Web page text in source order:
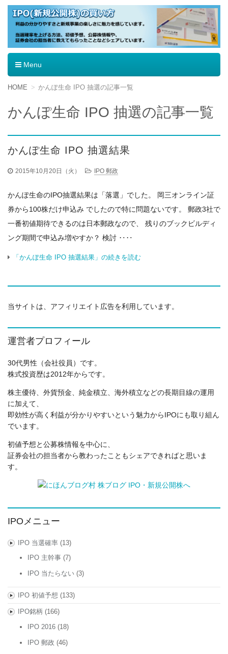
IPO（新規公開株）の買い方
Menu
コ
ン
へ
移
動
HOME かんぽ生命 IPO 抽選の記事一覧
かんぽ生命 IPO 抽選の記事一覧
かんぽ生命 IPO 抽選結果
2015年10月20日（火） IPO 郵政
かんぽ生命のIPO抽選結果は「落選」でした。 岡三オンライン証
券から100株だけ申込み でしたので特に問題ないです。 郵政3社で
一番初値期待できるのは日本郵政なので、 残りのブックビルディ
ング期間で申込み増やすか？ 検討 ‥‥
「かんぽ生命 IPO 抽選結果」の続きを読む
当サイトは、アフィリエイト広告を利用しています。
運営者プロフィール
30代男性（会社役員）です。
株式投資歴は2012年からです。
株主優待、外貨預金、純金積立、海外積立などの長期目線の運用
に加えて、
即効性が高く利益が分かりやすいという魅力からIPOにも取り組ん
でいます。
初値予想と公募株情報を中心に、
証券会社の担当者から教わったこともシェアできればと思いま
す。
IPOメニュー
IPO 当選確率(13)
IPO 主幹事 (7)
IPO 当たらない (3)
IPO 初値予想 (133)
IPO銘柄 (166)
IPO 2016 (18)
IPO 郵政 (46)